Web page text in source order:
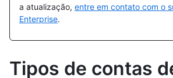
a atualização, entre em contato com o
Enterprise.
Tipos de contas